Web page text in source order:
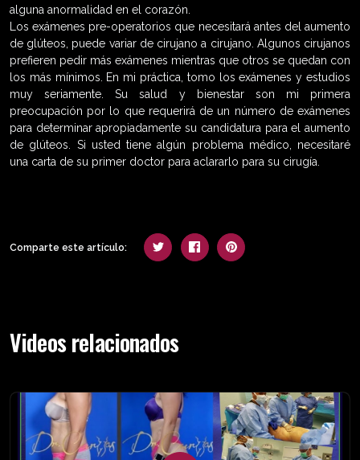
alguna anormalidad en el corazón.
Los exámenes pre-operatorios que necesitará antes del aumento
de glúteos, puede variar de cirujano a cirujano. Algunos cirujanos
prefieren pedir más exámenes mientras que otros se quedan con
los más mínimos. En mi práctica, tomo los exámenes y estudios
muy seriamente. Su salud y bienestar son mi primera
preocupación por lo que requerirá de un número de exámenes
para determinar apropiadamente su candidatura para el aumento
de glúteos. Si usted tiene algún problema médico, necesitaré
una carta de su primer doctor para aclararlo para su cirugía.
Comparte este artículo:
Videos relacionados